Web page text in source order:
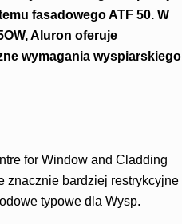
fasadowego ATF 50. W
Aluron oferuje
wymagania wyspiarskiego
for Window and Cladding
znacznie bardziej restrykcyjne
typowe dla Wysp.